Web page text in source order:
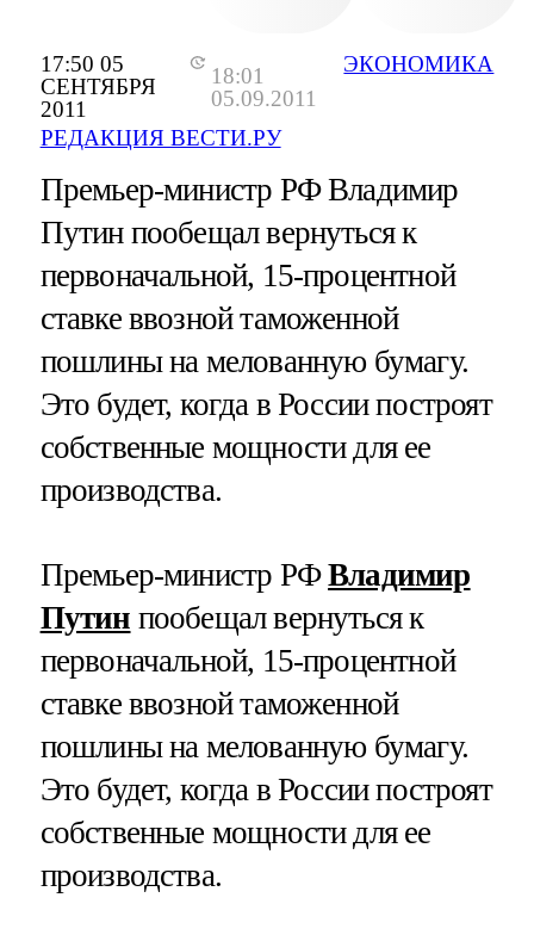
17:50 05
СЕНТЯБРЯ
2011
18:01
05.09.2011
РЕДАКЦИЯ ВЕСТИ.РУ
ЭКОНОМИКА
Премьер-министр РФ Владимир
Путин пообещал вернуться к
первоначальной, 15-процентной
ставке ввозной таможенной
пошлины на мелованную бумагу.
Это будет, когда в России построят
собственные мощности для ее
производства.
Премьер-министр РФВладимир
Путин пообещал вернуться к
первоначальной, 15-процентной
ставке ввозной таможенной
пошлины на мелованную бумагу.
Это будет, когда в России построят
собственные мощности для ее
производства.